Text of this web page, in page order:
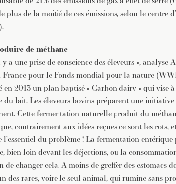
plus de la moitié de ces émissions, selon le centre
de méthane
a une prise de conscience des éleveurs », analyse
France pour le Fonds mondial pour la nature
en 2013 un plan baptisé « Carbon dairy » qui vise
du lait. Les éleveurs bovins préparent une
Cette fermentation naturelle produit du
contrairement aux idées reçues ce sont les rots,
l’essentiel du problème ! La fermentation
bien loin devant les déjections, ou la
de changer cela. A moins de greffer des estomacs
des rares, voire le seul animal, qui rumine sans